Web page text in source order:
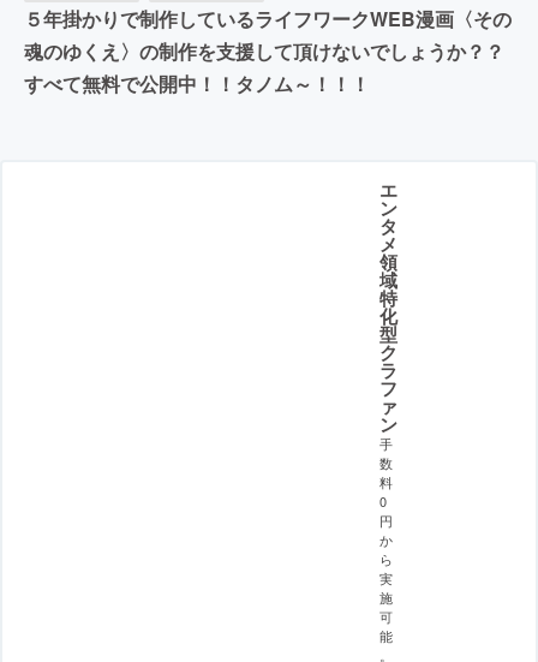
５年掛かりで制作しているライフワークWEB漫画〈その
魂のゆくえ〉の制作を支援して頂けないでしょうか？？
すべて無料で公開中！！タノム～！！！
エ
ン
タ
メ
領
域
特
化
型
ク
ラ
フ
ァ
ン
手
数
料
0
円
か
ら
実
施
可
能